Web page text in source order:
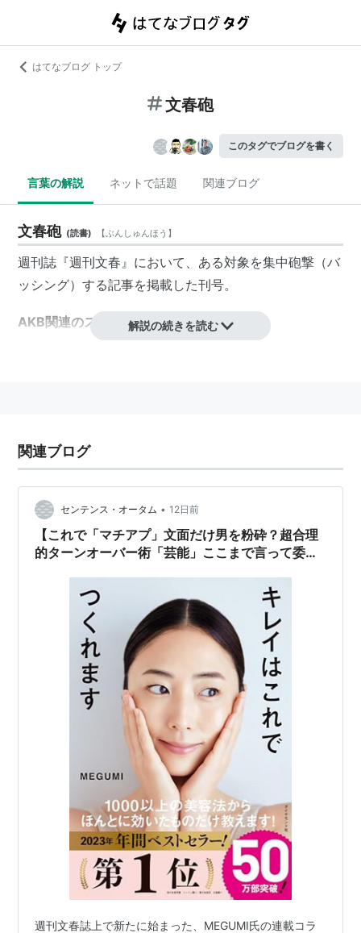
はてなブログ トップ
文春砲
このタグでブログを書く
言葉の解説 ネットで話題 関連ブログ
文春砲 (読書) 【ぶんしゅんほう 】
週刊誌 『週刊文春』において、ある対象を集中砲撃 （バ
ッシング）する記事を掲載した刊号。
AKB関連のスキャンダル報道
年)、高橋みなみの「総選挙直前“下品すぎる前夜祭”事
件」(2013年)、SKE鬼頭桃菜の「“泥酔キス”事件」
(2013年)、ならびに総支配人・戸賀崎智信の「脱法ハー
ブ事件」(2013年)など。
関連
解説の続きを読む
関連ブログ
センテンス・オータム • 12日前
【これで「マチアプ」文面だけ男を粉砕？超合理
的ターンオーバー術「芸能」ここまで言って委員
7月27日版》
週刊文春誌上で新たに始まった、MEGUMI氏の連載コラ